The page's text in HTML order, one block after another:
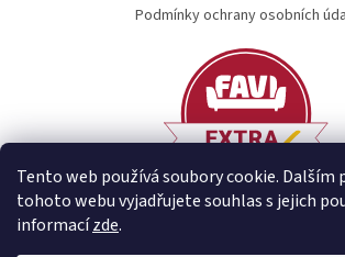
Tento web používá soubory cookie. Dalším
tohoto webu vyjadřujete souhlas s jejich
informacízde.
d
a
í
p
r
v
k
y
v
Podmínky ochrany osobních